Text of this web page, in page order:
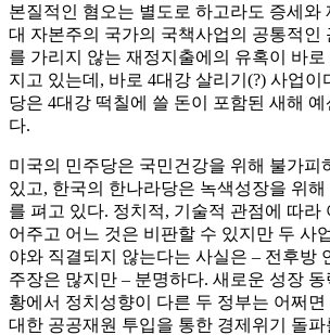
본질적인 혐오는 별도로 하고라도 증세와
대 자본주의 국가의 국책사업의 공통적인
를 가리지 않는 재정지출에의 유혹이 바로
지고 있는데, 바로 4대강 살리기(?) 사업
당은 4대강 떡칠에 쓸 돈이 포함된 새해
다.
미국의 민주당은 국민건강을 위해 불가피
있고, 한국의 한나라당은 녹색성장을 위해
를 펴고 있다. 정치적, 기술적 관점에 따라
어주고 어느 것은 비판할 수 있지만 두 사
야와 직결되지 않는다는 사실은 – 전후방
주장은 많지만 – 분명하다. 새로운 성장
황에서 정치성향이 다른 두 정부는 어쩌면
대한 공공재원 투입을 통한 경제위기 돌